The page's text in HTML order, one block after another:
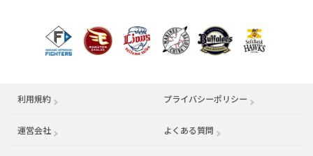
利用規約 プライバシーポリシー
運営会社 （別ウィンドウで開く） よくある質問